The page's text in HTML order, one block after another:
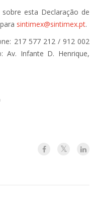
esta Declaração de
sintimex@sintimex.pt.
217 577 212 / 912 002
Av. Infante D. Henrique,